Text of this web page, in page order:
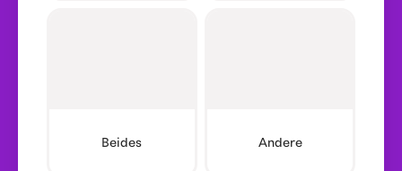
Beides Andere